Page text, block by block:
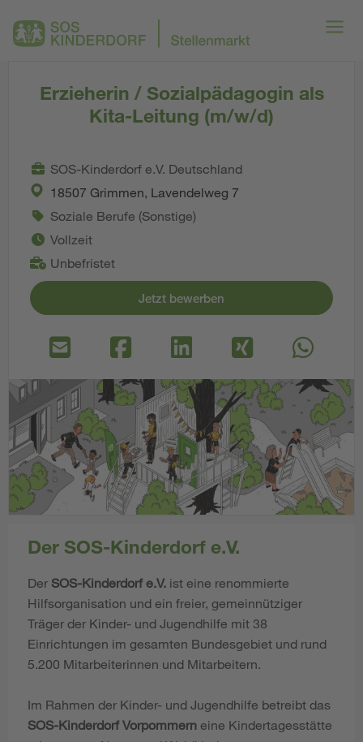
Erzieherin / Sozialpädagogin als
Kita-Leitung (m/w/d)
SOS-Kinderdorf e.V. Deutschland
18507 Grimmen, Lavendelweg 7
Soziale Berufe (Sonstige)
Vollzeit
Unbefristet
Jetzt bewerben
Der SOS-Kinderdorf e.V.
Der SOS-Kinderdorf e.V. ist eine renommierte
Hilfsorganisation und ein freier, gemeinnütziger
Träger der Kinder- und Jugendhilfe mit 38
Einrichtungen im gesamten Bundesgebiet und rund
5.200 Mitarbeiterinnen und Mitarbeitern.
Im Rahmen der Kinder- und Jugendhilfe betreibt das
SOS-Kinderdorf Vorpommern eine Kindertagesstätte